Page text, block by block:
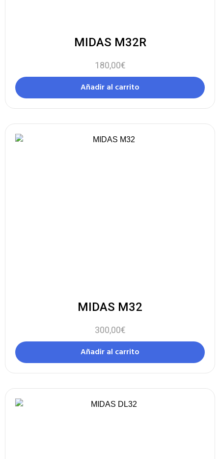
MIDAS M32R
180,00€
Añadir al carrito
MIDAS M32
300,00€
Añadir al carrito